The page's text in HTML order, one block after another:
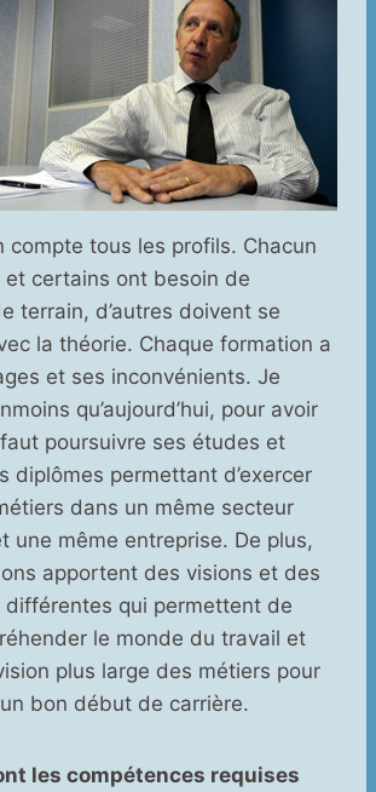
compte tous les profils. Chacun
et certains ont besoin de
terrain, d’autres doivent se
la théorie. Chaque formation a
et ses inconvénients. Je
qu’aujourd’hui, pour avoir
poursuivre ses études et
diplômes permettant d’exercer
dans un même secteur
une même entreprise. De plus,
apportent des visions et des
différentes qui permettent de
le monde du travail et
plus large des métiers pour
bon début de carrière.
les compétences requises